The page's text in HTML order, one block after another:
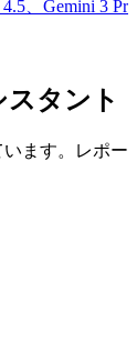
4.5、Gemini 3
タント
ます。レポ